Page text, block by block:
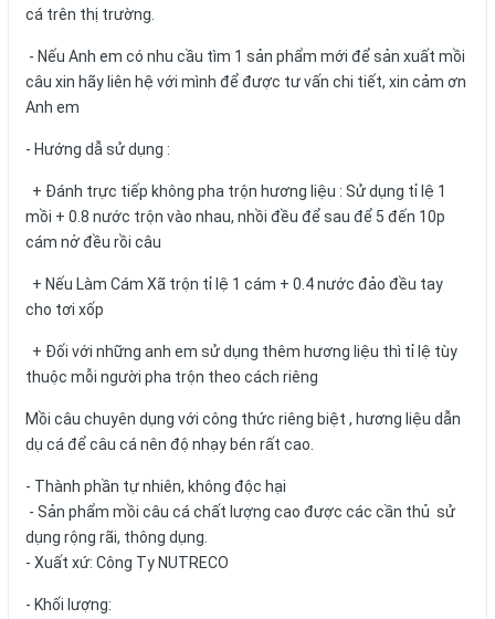
cá trên thị trường.
- Nếu Anh em có nhu cầu tìm 1 sản phẩm mới để sản xuất mồi
câu xin hãy liên hệ với mình để được tư vấn chi tiết, xin cảm ơn
Anh em
- Hướng dẫ sử dụng :
+ Đánh trực tiếp không pha trộn hương liệu : Sử dụng tỉ lệ 1
mồi + 0.8 nước trộn vào nhau, nhồi đều để sau để 5 đến 10p
cám nở đều rồi câu
+ Nếu Làm Cám Xã trộn tỉ lệ 1 cám + 0.4 nước đảo đều tay
cho tơi xốp
+ Đối với những anh em sử dụng thêm hương liệu thì tỉ lệ tùy
thuộc mỗi người pha trộn theo cách riêng
Mồi câu chuyên dụng với công thức riêng biệt , hương liệu dẫn
dụ cá để câu cá nên độ nhạy bén rất cao.
- Thành phần tự nhiên, không độc hại
- Sản phẩm mồi câu cá chất lượng cao được các cần thủ sử
dụng rộng rãi, thông dụng.
- Xuất xứ: Công Ty NUTRECO
- Khối lượng: